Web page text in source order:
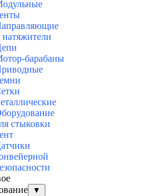
натяжители
барабаны
стыковки
▼